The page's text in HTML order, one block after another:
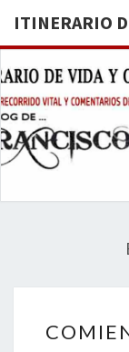
ITINERARIO